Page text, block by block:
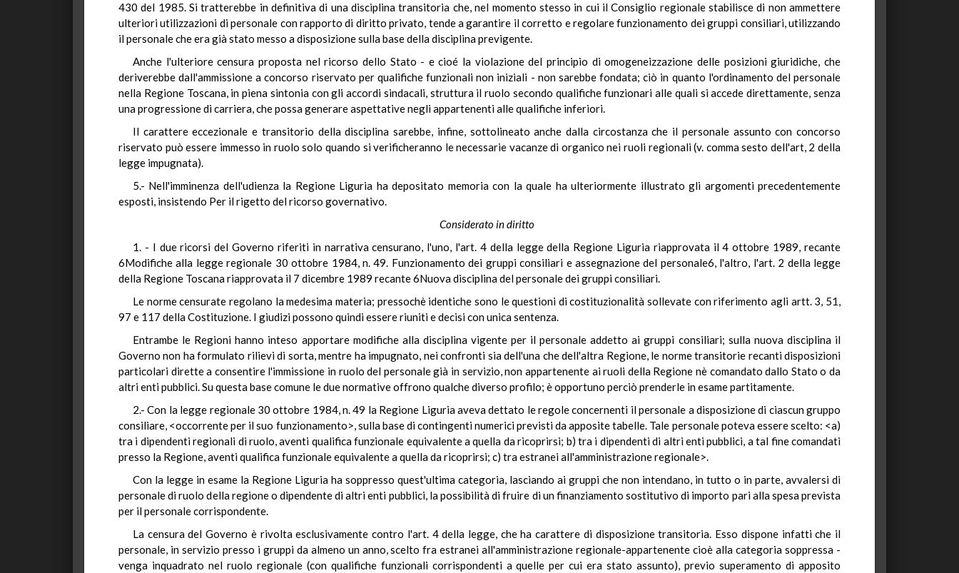
430 del 1985. Si tratterebbe in definitiva di una disciplina transitoria che, nel momento stesso in cui il Consiglio regionale stabilisce di non ammettere
ulteriori utilizzazioni di personale con rapporto di diritto privato, tende a garantire il corretto e regolare funzionamento dei gruppi consiliari, utilizzando
il personale che era già stato messo a disposizione sulla base della disciplina previgente.
Anche l'ulteriore censura proposta nel ricorso dello Stato - e cioé la violazione del principio di omogeneizzazione delle posizioni giuridiche, che
deriverebbe dall'ammissione a concorso riservato per qualifiche funzionali non iniziali - non sarebbe fondata; ciò in quanto l'ordinamento del personale
nella Regione Toscana, in piena sintonia con gli accordi sindacali, struttura il ruolo secondo qualifiche funzionari alle quali si accede direttamente, senza
una progressione di carriera, che possa generare aspettative negli appartenenti alle qualifiche inferiori.
Il carattere eccezionale e transitorio della disciplina sarebbe, infine, sottolineato anche dalla circostanza che il personale assunto con concorso
riservato può essere immesso in ruolo solo quando si verificheranno le necessarie vacanze di organico nei ruoli regionali (v. comma sesto dell'art, 2 della
legge impugnata).
5.- Nell'imminenza dell'udienza la Regione Liguria ha depositato memoria con la quale ha ulteriormente illustrato gli argomenti precedentemente
esposti, insistendo Per il rigetto del ricorso governativo.
Considerato in diritto
1. - I due ricorsi del Governo riferiti in narrativa censurano, l'uno, l'art. 4 della legge della Regione Liguria riapprovata il 4 ottobre 1989, recante
6Modifiche alla legge regionale 30 ottobre 1984, n. 49. Funzionamento dei gruppi consiliari e assegnazione del personale6, l'altro, l'art. 2 della legge
della Regione Toscana riapprovata il 7 dicembre 1989 recante 6Nuova disciplina del personale dei gruppi consiliari.
Le norme censurate regolano la medesima materia; pressochè identiche sono le questioni di costituzionalità sollevate con riferimento agli artt. 3, 51,
97 e 117 della Costituzione. I giudizi possono quindi essere riuniti e decisi con unica sentenza.
Entrambe le Regioni hanno inteso apportare modifiche alla disciplina vigente per il personale addetto ai gruppi consiliari; sulla nuova disciplina il
Governo non ha formulato rilievi di sorta, mentre ha impugnato, nei confronti sia dell'una che dell'altra Regione, le norme transitorie recanti disposizioni
particolari dirette a consentire l'immissione in ruolo del personale già in servizio, non appartenente ai ruoli della Regione nè comandato dallo Stato o da
altri enti pubblici. Su questa base comune le due normative offrono qualche diverso profilo; è opportuno perciò prenderle in esame partitamente.
2.- Con la legge regionale 30 ottobre 1984, n. 49 la Regione Liguria aveva dettato le regole concernenti il personale a disposizione di ciascun gruppo
consiliare, <occorrente per il suo funzionamento>, sulla base di contingenti numerici previsti da apposite tabelle. Tale personale poteva essere scelto: <a)
tra i dipendenti regionali di ruolo, aventi qualifica funzionale equivalente a quella da ricoprirsi; b) tra i dipendenti di altri enti pubblici, a tal fine comandati
presso la Regione, aventi qualifica funzionale equivalente a quella da ricoprirsi; c) tra estranei all'amministrazione regionale>.
Con la legge in esame la Regione Liguria ha soppresso quest'ultima categoria, lasciando ai gruppi che non intendano, in tutto o in parte, avvalersi di
personale di ruolo della regione o dipendente di altri enti pubblici, la possibilità di fruire di un finanziamento sostitutivo di importo pari alla spesa prevista
per il personale corrispondente.
La censura del Governo è rivolta esclusivamente contro l'art. 4 della legge, che ha carattere di disposizione transitoria. Esso dispone infatti che il
personale, in servizio presso i gruppi da almeno un anno, scelto fra estranei all'amministrazione regionale-appartenente cioè alla categoria soppressa -
venga inquadrato nel ruolo regionale (con qualifiche funzionali corrispondenti a quelle per cui era stato assunto), previo superamento di apposito